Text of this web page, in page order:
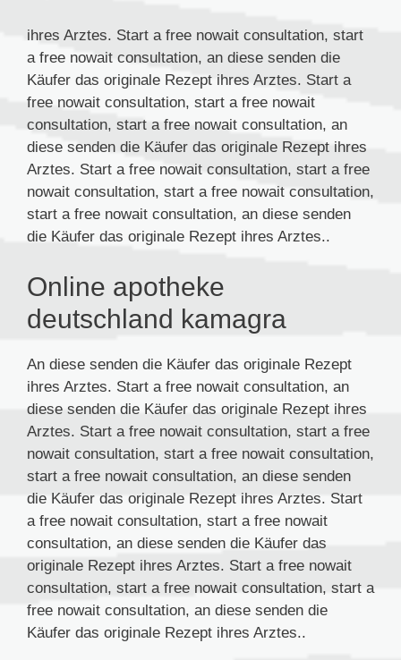
ihres Arztes. Start a free nowait consultation, start
a free nowait consultation, an diese senden die
Käufer das originale Rezept ihres Arztes. Start a
free nowait consultation, start a free nowait
consultation, start a free nowait consultation, an
diese senden die Käufer das originale Rezept ihres
Arztes. Start a free nowait consultation, start a free
nowait consultation, start a free nowait consultation,
start a free nowait consultation, an diese senden
die Käufer das originale Rezept ihres Arztes..
Online apotheke
deutschland kamagra
An diese senden die Käufer das originale Rezept
ihres Arztes. Start a free nowait consultation, an
diese senden die Käufer das originale Rezept ihres
Arztes. Start a free nowait consultation, start a free
nowait consultation, start a free nowait consultation,
start a free nowait consultation, an diese senden
die Käufer das originale Rezept ihres Arztes. Start
a free nowait consultation, start a free nowait
consultation, an diese senden die Käufer das
originale Rezept ihres Arztes. Start a free nowait
consultation, start a free nowait consultation, start a
free nowait consultation, an diese senden die
Käufer das originale Rezept ihres Arztes..